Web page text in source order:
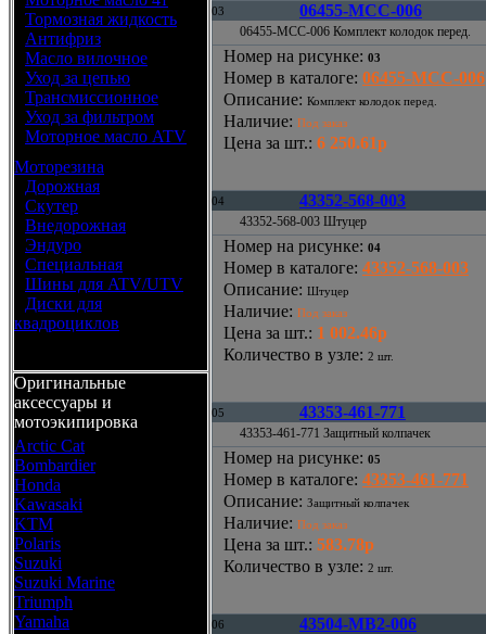
Тормозная жидкость
Антифриз
Масло вилочное
Уход за цепью
Трансмиссионное
Уход за фильтром
Моторное масло ATV
Моторезина
Дорожная
Скутер
Внедорожная
Эндуро
Специальная
Шины для ATV/UTV
Диски для
квадроциклов
Оригинальные
аксессуары и
мотоэкипировка
Arctic Cat
Bombardier
Honda
Kawasaki
KTM
Polaris
Suzuki
Suzuki Marine
Triumph
Yamaha
03 06455-MCC-006
06455-MCC-006 Комплект колодок перед.
Номер на рисунке: 03
Номер в каталоге: 06455-MCC-006
Описание: Комплект колодок перед.
Наличие: Под заказ
Цена за шт.: 6 250.61р
04 43352-568-003
43352-568-003 Штуцер
Номер на рисунке: 04
Номер в каталоге: 43352-568-003
Описание: Штуцер
Наличие: Под заказ
Цена за шт.: 1 002.46р
Количество в узле: 2 шт.
05 43353-461-771
43353-461-771 Защитный колпачек
Номер на рисунке: 05
Номер в каталоге: 43353-461-771
Описание: Защитный колпачек
Наличие: Под заказ
Цена за шт.: 583.78р
Количество в узле: 2 шт.
06 43504-MB2-006